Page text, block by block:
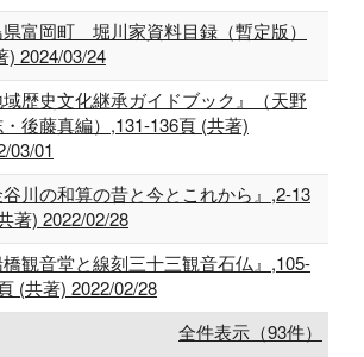
富岡町 堀川家資料目録（暫定版）
) 2024/03/24
域歴史文化継承ガイドブック』（天野
後藤真編）,131-136頁 (共著)
03/01
谷川の和算の昔と今とこれから』,2-13
著) 2022/02/28
橋観音堂と線刻三十三観音石仏』,105-
(共著) 2022/02/28
全件表示（93件）